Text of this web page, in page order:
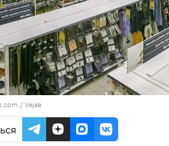
/Vejaa